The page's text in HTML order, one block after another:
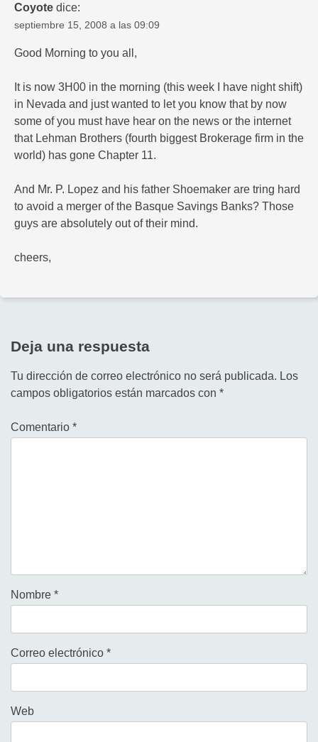
Coyote dice:
septiembre 15, 2008 a las 09:09
Good Morning to you all,
It is now 3H00 in the morning (this week I have night shift)
in Nevada and just wanted to let you know that by now
some of you must have hear on the news or the internet
that Lehman Brothers (fourth biggest Brokerage firm in the
world) has gone Chapter 11.
And Mr. P. Lopez and his father Shoemaker are tring hard
to avoid a merger of the Basque Savings Banks? Those
guys are absolutely out of their mind.
cheers,
Deja una respuesta
Tu dirección de correo electrónico no será publicada. Los
campos obligatorios están marcados con *
Comentario *
Nombre *
Correo electrónico *
Web